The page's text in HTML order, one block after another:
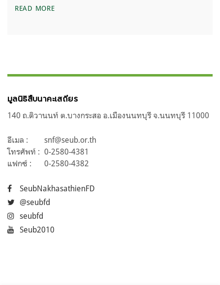
READ MOREสร้างเรือนเพาะชำที่บ้านคลองแบ่ง จุดเริ่มต้นงานฟื้น
มูลนิธิสืบนาคะเสถียร
140 ถ.ติวานนท์ ต.บางกระสอ อ.เมืองนนทบุรี จ.นนทบุรี 11000
อีเมล :
snf@seub.or.th
โทรศัพท์ : 0-2580-4381
แฟกซ์ :
0-2580-4382
SeubNakhasathienFD
@seubfd
seubfd
Seub2010